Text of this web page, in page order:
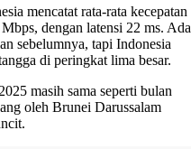
mencatat rata-rata kecepatan
dengan latensi 22 ms. Ada
sebelumnya, tapi Indonesia
di peringkat lima besar.
masih sama seperti bulan
oleh Brunei Darussalam